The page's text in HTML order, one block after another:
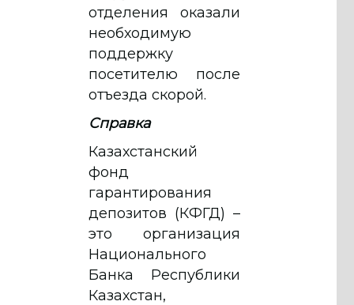
отделения оказали
необходимую
поддержку
посетителю после
отъезда скорой.
Справка
Казахстанский
фонд
гарантирования
депозитов (КФГД) –
это организация
Национального
Банка Республики
Казахстан,